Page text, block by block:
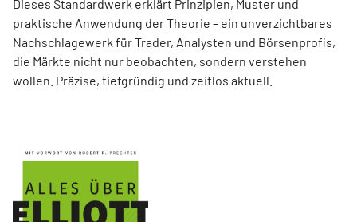
Dieses Standardwerk erklärt Prinzipien, Muster und
praktische Anwendung der Theorie – ein unverzichtbares
Nachschlagewerk für Trader, Analysten und Börsenprofis,
die Märkte nicht nur beobachten, sondern verstehen
wollen. Präzise, tiefgründig und zeitlos aktuell.